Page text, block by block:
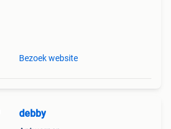
Bezoek website
debby